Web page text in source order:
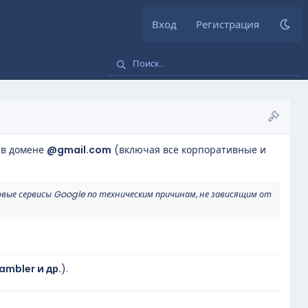
Вход Регистрация
домене @gmail.com (включая все корпоративные и
сервисы Google по техническим причинам, не зависящим от
и др.).